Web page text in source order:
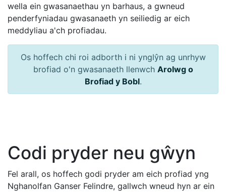
wella ein gwasanaethau yn barhaus, a gwneud
penderfyniadau gwasanaeth yn seiliedig ar eich
meddyliau a'ch profiadau.
Os hoffech chi roi adborth i ni ynglŷn ag unrhyw
brofiad o'n gwasanaeth llenwch Arolwg o
Brofiad y Bobl.
Codi pryder neu gŵyn
Fel arall, os hoffech godi pryder am eich profiad yng
Nghanolfan Ganser Felindre, gallwch wneud hyn ar ein